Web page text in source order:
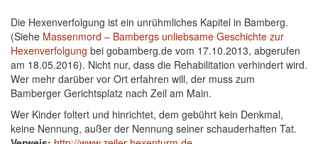
Die Hexenverfolgung ist ein unrühmliches Kapitel in Bamberg.
(Siehe Massenmord – Bambergs unliebsame Geschichte zur
Hexenverfolgung bei gobamberg.de vom 17.10.2013, abgerufen
am 18.05.2016). Nicht nur, dass die Rehabilitation verhindert wird.
Wer mehr darüber vor Ort erfahren will, der muss zum
Bamberger Gerichtsplatz nach Zeil am Main.
Wer Kinder foltert und hinrichtet, dem gebührt kein Denkmal,
keine Nennung, außer der Nennung seiner schauderhaften Tat.